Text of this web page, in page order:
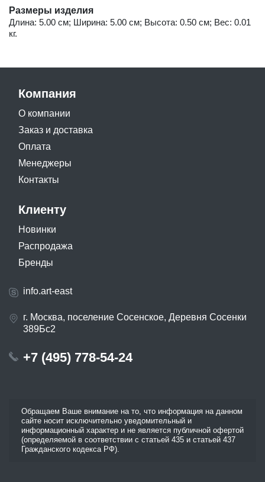
Размеры изделия
Длина: 5.00 см; Ширина: 5.00 см; Высота: 0.50 см; Вес: 0.01
кг.
Компания
О компании
Заказ и доставка
Оплата
Менеджеры
Контакты
Клиенту
Новинки
Распродажа
Бренды
info.art-east
г. Москва, поселение Сосенское, Деревня Сосенки
389Бс2
+7 (495) 778-54-24
Обращаем Ваше внимание на то, что информация на данном
сайте носит исключительно уведомительный и
информационный характер и не является публичной офертой
(определяемой в соответствии с статьей 435 и статьей 437
Гражданского кодекса РФ).